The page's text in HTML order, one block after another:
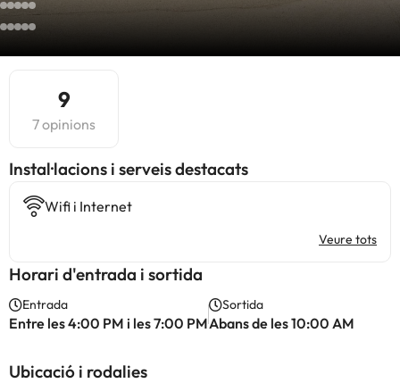
9
7 opinions
Instal·lacions i serveis destacats
Wifi i Internet
Veure tots
Horari d'entrada i sortida
Entrada
Entre les 4:00 PM i les 7:00 PM
Sortida
Abans de les 10:00 AM
Ubicació i rodalies